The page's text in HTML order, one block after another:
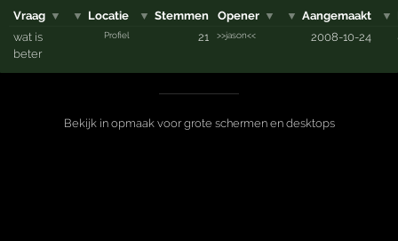
Vraag ▼ ▼ Locatie ▼ Stemmen Opener ▼ ▼ Aangemaakt ▼
wat is
beter
Profiel 21 >>jason<< 2008-10-24
Bekijk in opmaak voor grote schermen en desktops